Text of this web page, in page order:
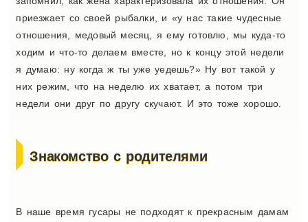
приезжает со своей рыбалки, и «у нас такие чудесные
отношения, медовый месяц, я ему готовлю, мы куда-то
ходим и что-то делаем вместе, но к концу этой недели
я думаю: ну когда ж ты уже уедешь?» Ну вот такой у
них режим, что на неделю их хватает, а потом три
недели они друг по другу скучают. И это тоже хорошо.
Знакомство с родителями
В наше время гусары не подходят к прекрасным дамам